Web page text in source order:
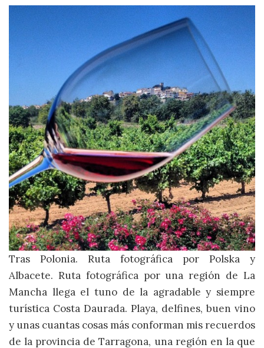
Tras Polonia. Ruta fotográfica por Polska y
Albacete. Ruta fotográfica por una región de La
Mancha llega el tuno de la agradable y siempre
turística Costa Daurada. Playa, delfines, buen vino
y unas cuantas cosas más conforman mis recuerdos
de la provincia de Tarragona, una región en la que